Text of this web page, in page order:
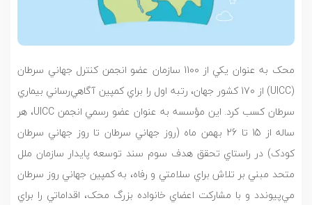
محک به عنوان يکي از 1100 سازمان عضو انجمن کنترل جهاني سرطان
(UICC) از 170 کشور جهان، رتبه اول را براي کمپين آگاهي‌رساني بيماري
سرطان کسب کرد. اين مؤسسه به عنوان عضو رسمي انجمن UICC، هر
ساله از 15 تا 26 بهمن ماه (روز جهاني سرطان تا روز جهاني سرطان
کودک) در راستاي تحقق هدف سوم سند توسعه پايدار سازمان ملل
متحد مبني بر تلاش براي سلامتي و رفاه، به کمپين جهاني روز سرطان
مي‌پيوندد و با مشارکت اعضاي خانواده بزرگ محک، اقداماتي را براي